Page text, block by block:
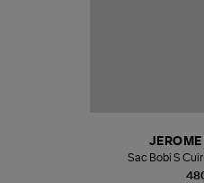
Sac Bobi S